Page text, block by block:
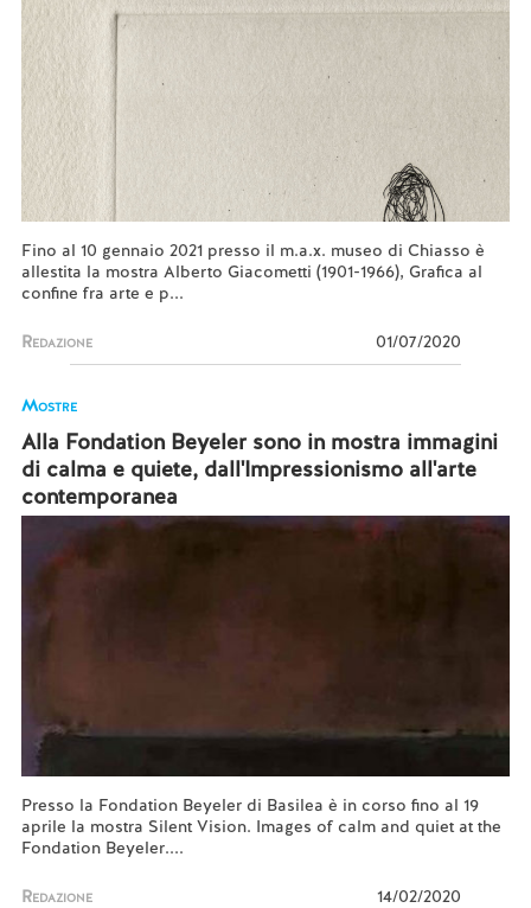
Fino al 10 gennaio 2021 presso il m.a.x. museo di Chiasso è
allestita la mostra Alberto Giacometti (1901-1966), Grafica al
confine fra arte e p...
Redazione 01/07/2020
Mostre
Alla Fondation Beyeler sono in mostra immagini
di calma e quiete, dall'Impressionismo all'arte
contemporanea
Presso la Fondation Beyeler di Basilea è in corso fino al 19
aprile la mostra Silent Vision. Images of calm and quiet at the
Fondation Beyeler....
Redazione 14/02/2020